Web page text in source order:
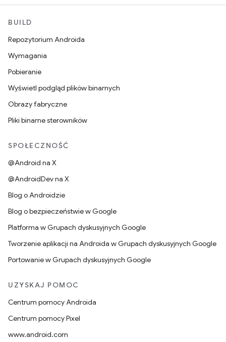
BUILD
Repozytorium Androida
Wymagania
Pobieranie
Wyświetl podgląd plików binarnych
Obrazy fabryczne
Pliki binarne sterowników
SPOŁECZNOŚĆ
@Android na X
@AndroidDev na X
Blog o Androidzie
Blog o bezpieczeństwie w Google
Platforma w Grupach dyskusyjnych Google
Tworzenie aplikacji na Androida w Grupach dyskusyjnych Google
Portowanie w Grupach dyskusyjnych Google
UZYSKAJ POMOC
Centrum pomocy Androida
Centrum pomocy Pixel
www.android.com